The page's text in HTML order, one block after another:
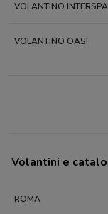
VOLANTINO
VOLANTINO OASI
Volantini e
ROMA